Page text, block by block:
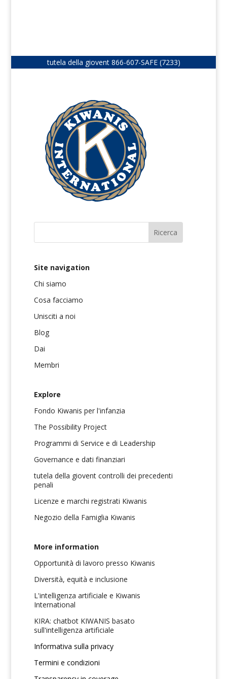
tutela della giovent 866-607-SAFE (7233)
Site navigation
Chi siamo
Cosa facciamo
Unisciti a noi
Blog
Dai
Membri
Explore
Fondo Kiwanis per l'infanzia
The Possibility Project
Programmi di Service e di Leadership
Governance e dati finanziari
tutela della giovent controlli dei precedenti
penali
Licenze e marchi registrati Kiwanis
Negozio della Famiglia Kiwanis
More information
Opportunità di lavoro presso Kiwanis
Diversità, equità e inclusione
L'intelligenza artificiale e Kiwanis
International
KIRA: chatbot KIWANIS basato
sull'intelligenza artificiale
Informativa sulla privacy
Termini e condizioni